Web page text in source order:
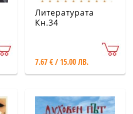
Литературата
Кн.34
7.67 € / 15.00 ЛВ.